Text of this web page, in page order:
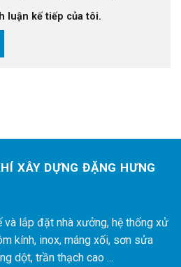
luận kế tiếp của tôi.
XÂY DỰNG ĐẶNG HƯNG
lắp đặt nhà xưởng, hệ thống xử
kính, inox, máng xối, sơn sửa
dột, trần thạch cao ...